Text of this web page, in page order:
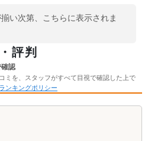
い次第、こちらに表示されま
評判
認
ミを、スタッフがすべて目視で確認した上で
ンキングポリシー